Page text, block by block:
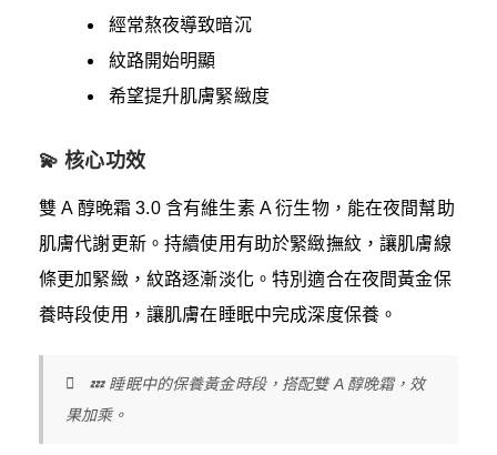
經常熬夜導致暗沉
紋路開始明顯
希望提升肌膚緊緻度
💫 核心功效
雙 A 醇晚霜 3.0 含有維生素 A 衍生物，能在夜間幫助
肌膚代謝更新。持續使用有助於緊緻撫紋，讓肌膚線
條更加緊緻，紋路逐漸淡化。特別適合在夜間黃金保
養時段使用，讓肌膚在睡眠中完成深度保養。
💤 睡眠中的保養黃金時段，搭配雙 A 醇晚霜，效
果加乘。